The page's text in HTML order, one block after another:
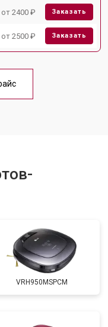
от 2400 ₽ Заказать
от 2500 ₽ Заказать
VRH950MSPCM